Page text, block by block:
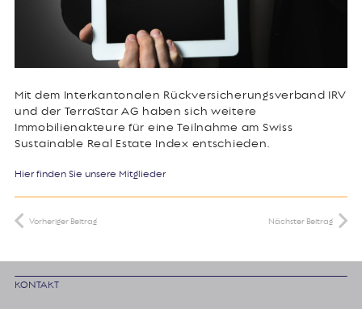
Mit dem Interkantonalen Rückversicherungsverband IRV
und der TerraStar AG haben sich weitere
Immobilienakteure für eine Teilnahme am Swiss
Sustainable Real Estate Index entschieden.
Hier finden Sie unsere Mitglieder
Vorheriger Beitrag Nächster Beitrag
KONTAKT